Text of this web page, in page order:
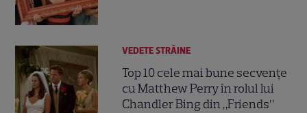
VEDETE STRĂINE
Top 10 cele mai bune secvențe
cu Matthew Perry în rolul lui
Chandler Bing din „Friends”